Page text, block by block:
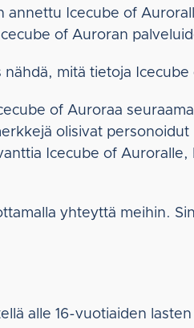
Icecube of
of Auroran
mitä tietoja
of Auroraa
olisivat
Icecube of
yhteyttä meihin.
alle 16-vuotiaiden